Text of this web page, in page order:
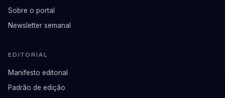
Sobre o portal
Newsletter semanal
EDITORIAL
Manifesto editorial
Padrão de edição